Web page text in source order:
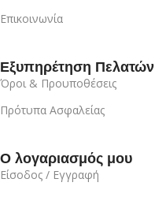
Επικοινωνία
Εξυπηρέτηση Πελατών
Όροι & Προυποθέσεις
Πρότυπα Ασφαλείας
Ο λογαριασμός μου
Είσοδος / Εγγραφή